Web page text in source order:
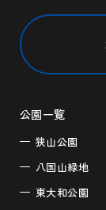
公園一覧
狭山公園
八国山緑地
東大和公園